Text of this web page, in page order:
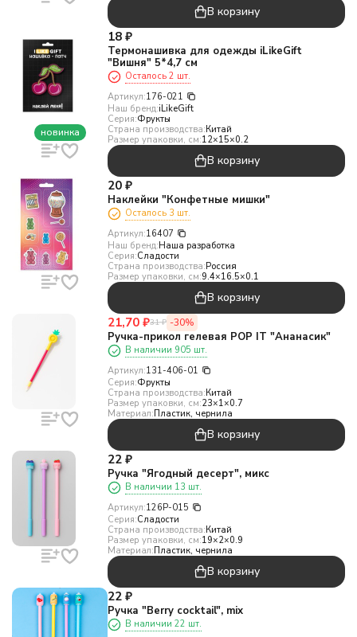
В корзину
новинка
18 ₽
Термонашивка для одежды iLikeGift
"Вишня" 5*4,7 см
Осталось 2 шт.
Артикул:176-021
Наш бренд:iLikeGift
Серия:Фрукты
Страна производства:Китай
Размер упаковки, см:12×15×0.2
В корзину
20 ₽
Наклейки "Конфетные мишки"
Осталось 3 шт.
Артикул:16407
Наш бренд:Наша разработка
Серия:Сладости
Страна производства:Россия
Размер упаковки, см:9.4×16.5×0.1
В корзину
21,70 ₽31 ₽ -30%
Ручка-прикол гелевая POP IT "Ананасик"
В наличии 905 шт.
Артикул:131-406-01
Серия:Фрукты
Страна производства:Китай
Размер упаковки, см:23×1×0.7
Материал:Пластик, чернила
В корзину
22 ₽
Ручка "Ягодный десерт", микс
В наличии 13 шт.
Артикул:126P-015
Серия:Сладости
Страна производства:Китай
Размер упаковки, см:19×2×0.9
Материал:Пластик, чернила
В корзину
22 ₽
Ручка "Berry cocktail", mix
В наличии 22 шт.